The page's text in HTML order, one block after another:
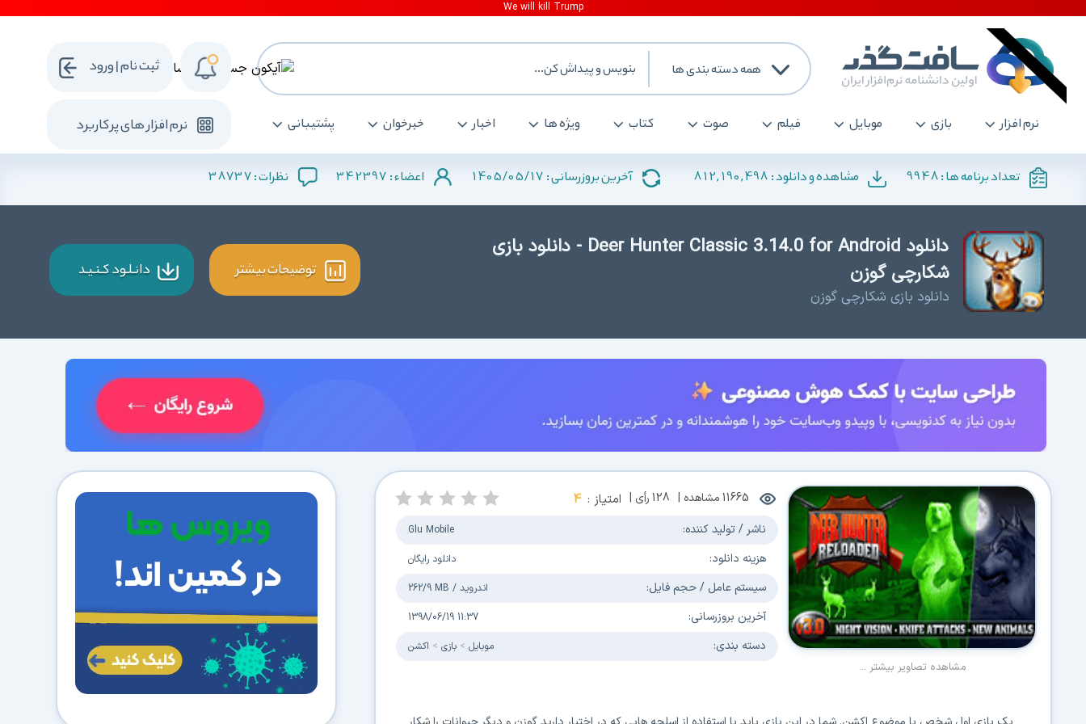
همه دسته بندی ها
نرم افزار بازی موبایل فیلم صوت کتاب ویژه ها اخبار خبرخوان پشتیبانی نرم افزار های پرکاربرد
ثبت نام | ورود
تعداد برنامه ها :9948 مشاهده و دانلود : 812,190,498 آخرین بروزرسانی : 1405/05/17 اعضاء : 342397 نظرات :38737
دانلود Deer Hunter Classic 3.14.0 for Android - دانلود بازی
شکارچی گوزن
دانلود بازی شکارچی گوزن
توضیحات بیشتر دانـلـود کـنـیـد
مشاهده تصاویر بیشتر ...
11665مشاهده | 128رأی | امتیاز : 4
ناشر / تولید کننده: Glu Mobile
هزینه دانلود: دانلود رایگان
سیستم عامل / حجم فایل: 262/9 MB / اندروید
آخرین بروزرسانی: 1398/06/19 11:37
دسته بندی: موبایل بازی اکشن